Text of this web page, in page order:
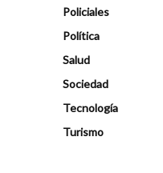
Policiales
Política
Salud
Sociedad
Tecnología
Turismo